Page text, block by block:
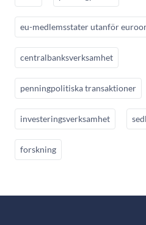
eu-medlemsstater utanför
centralbanksverksamhet
penningpolitiska transaktioner
investeringsverksamhet
forskning